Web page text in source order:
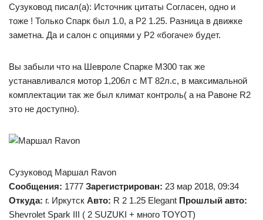
Сузуковод писал(а): Источник цитаты Согласен, одно и
тоже ! Только Спарк был 1.0, а Р2 1.25. Разница в движке
заметна. Да и салон с опциями у Р2 «богаче» будет.
Вы забыли что на Шевроле Спарке М300 так же
устанавливался мотор 1,206л с МТ 82л.с, в максимальной
комплектации так же был климат контроль( а на Равоне R2
это не доступно).
Сузуковод Маршал Ravon
Сообщения: 1777 Зарегистрирован: 23 мар 2018, 09:34
Откуда: г. Иркутск Авто: R 2 1.25 Elegant Прошлый авто:
Shevrolet Spark III ( 2 SUZUKI + много TOYOT)